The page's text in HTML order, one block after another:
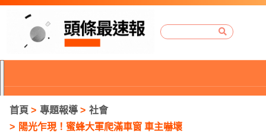
首頁 專題報導
社會
陽光乍現！蜜蜂大軍爬滿車窗 車主嚇壞